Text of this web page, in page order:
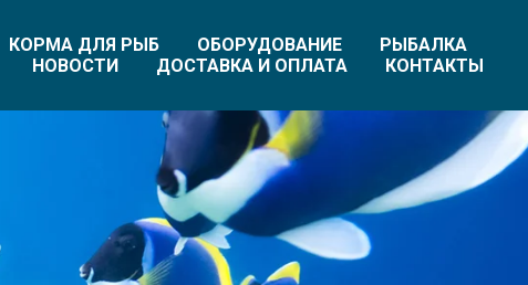
КОРМА ДЛЯ РЫБ ОБОРУДОВАНИЕ
РЫБАЛКА
НОВОСТИ ДОСТАВКА И ОПЛАТА КОНТАКТЫ